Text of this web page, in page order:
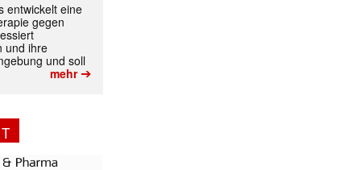
entwickelt eine
gegen
und ihre
und soll
mehr➔